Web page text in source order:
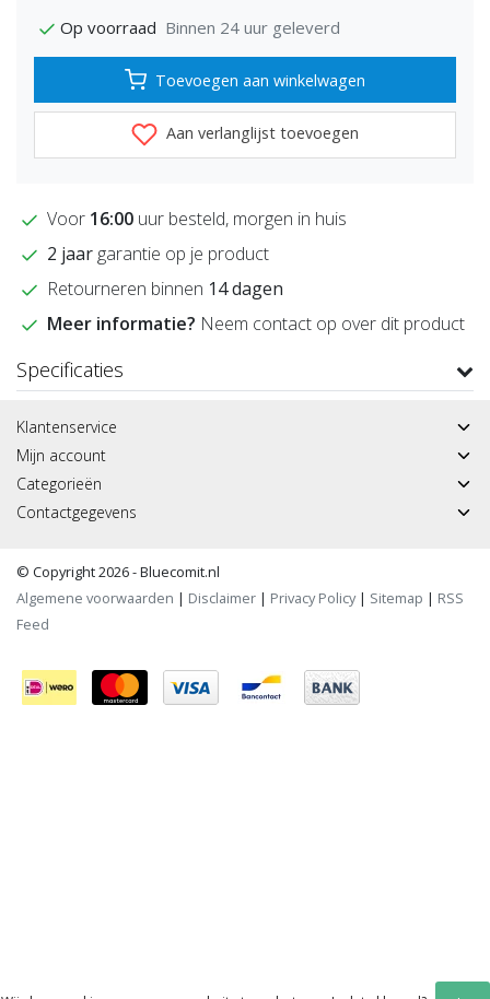
Op voorraad Binnen 24 uur geleverd
Toevoegen aan winkelwagen
Aan verlanglijst toevoegen
Voor 16:00 uur besteld, morgen in huis
2 jaargarantie op je product
Retourneren binnen 14 dagen
Meer informatie? Neem contact op over dit product
Specificaties
Klantenservice
Mijn account
Categorieën
Contactgegevens
© Copyright 2026 - Bluecomit.nl
Algemene voorwaarden | Disclaimer | Privacy Policy| Sitemap | RSS
Feed